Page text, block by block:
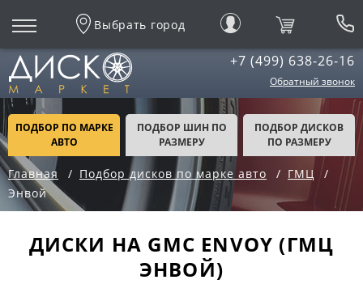
Выбрать город
+7 (499) 638-26-16
Обратный звонок
ПОДБОР ПО МАРКЕ
АВТО
ПОДБОР ШИН ПО
РАЗМЕРУ
ПОДБОР ДИСКОВ
ПО РАЗМЕРУ
Главная Подбор дисков по марке авто
ГМЦ
Энвой
ДИСКИ НА GMC ENVOY (ГМЦ
ЭНВОЙ)